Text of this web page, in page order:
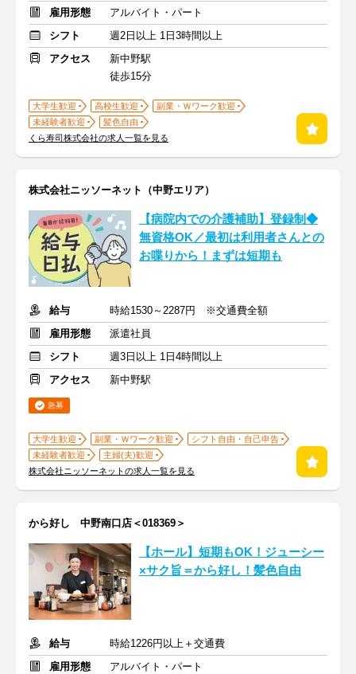
雇用形態
アルバイト・パート
シフト
週2日以上 1日3時間以上
アクセス
新中野駅
徒歩15分
大学生歓迎 高校生歓迎
副業・Ｗワーク歓迎
未経験者歓迎
髪色自由
くら寿司株式会社の求人一覧を見る
株式会社ニッソーネット（中野エリア）
【病院内での介護補助】登録制◆
無資格OK／最初は利用者さんとの
お喋りから！まずは短期も
給与
時給1530～2287円 ※交通費全額
雇用形態
派遣社員
シフト
週3日以上 1日4時間以上
アクセス
新中野駅
急募
大学生歓迎 副業・Ｗワーク歓迎
シフト自由・自己申告
未経験者歓迎
主婦(夫)歓迎
株式会社ニッソーネットの求人一覧を見る
から好し 中野南口店＜018369＞
【ホール】短期もOK！ジューシー
×サク旨＝から好し！髪色自由
給与
時給1226円以上＋交通費
雇用形態
アルバイト・パート